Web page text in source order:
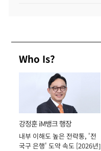
Who Is?
강정훈 iM뱅크 행장
내부 이해도 높은 전략통, '전
국구 은행' 도약 속도 [2026년]